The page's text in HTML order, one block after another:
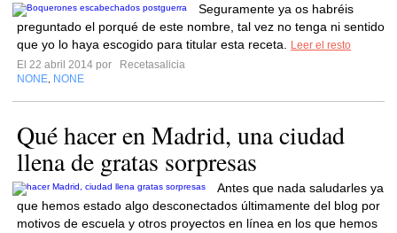
Seguramente ya os habréis
preguntado el porqué de este nombre, tal vez no tenga ni sentido
que yo lo haya escogido para titular esta receta.
Leer el resto
El 22 abril 2014 por
Recetasalicia
NONE NONE
Qué hacer en Madrid, una ciudad
llena de gratas sorpresas
Antes que nada saludarles ya
que hemos estado algo desconectados últimamente del blog por
motivos de escuela y otros proyectos en línea en los que hemos